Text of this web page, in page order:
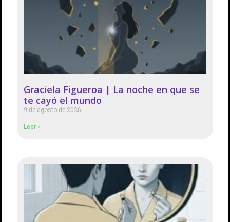
Graciela Figueroa | La noche en que se
te cayó el mundo
9 de agosto de 2026
Leer »